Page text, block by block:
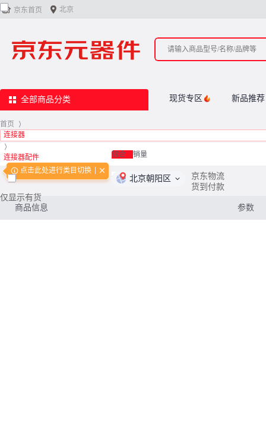
 京东首页  北京
全部商品分类 现货专区 新品推荐
首页
>
连接器
>
连接器配件
点击此处进行类目切换
综合 销量
< 0/0 >
北京朝阳区
京东物流
货到付款
仅显示有货
商品信息
参数